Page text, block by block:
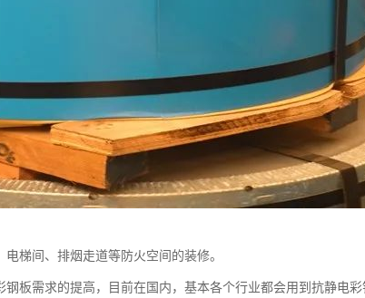
梯间、排烟走道等防火空间的装修。
板需求的提高，目前在国内，基本各个行业都会用到抗静电